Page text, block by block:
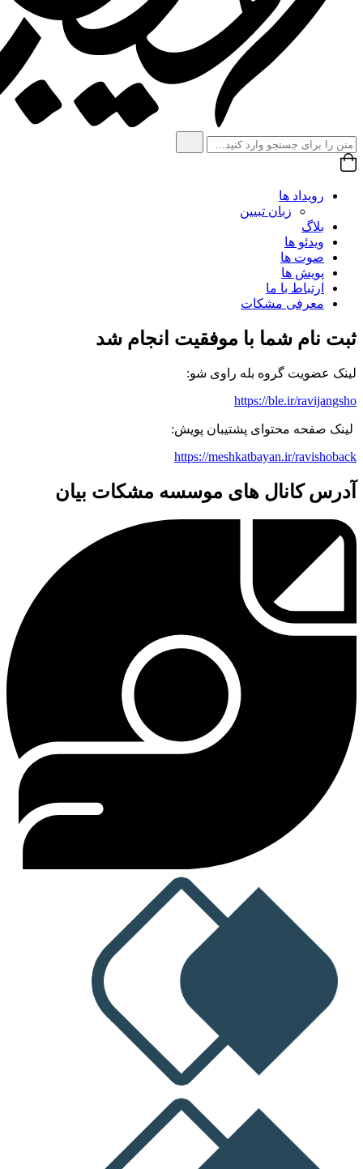
رویداد ها
زبان تبیین
بلاگ
ویدئو ها
صوت ها
پویش ها
ارتباط با ما
معرفی مشکات
ثبت نام شما با موفقیت انجام شد
لینک عضویت گروه بله راوی شو:
https://ble.ir/ravijangsho
لینک صفحه محتوای پشتیبان پویش:
https://meshkatbayan.ir/ravishoback
آدرس کانال های موسسه مشکات بیان